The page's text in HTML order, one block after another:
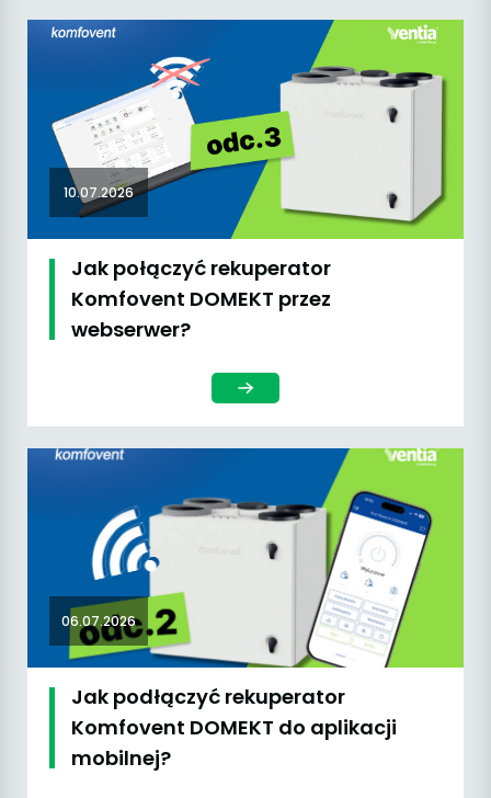
10.07.2026
Jak połączyć rekuperator
Komfovent DOMEKT przez
webserwer?
06.07.2026
Jak podłączyć rekuperator
Komfovent DOMEKT do aplikacji
mobilnej?